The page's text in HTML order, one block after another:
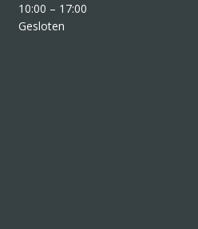
10:00 – 17:00
Gesloten